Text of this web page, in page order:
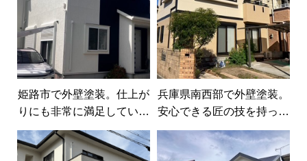
姫路市で外壁塗装。仕上が
りにも非常に満足していま
す。
兵庫県南西部で外壁塗装。
安心できる匠の技を持った
外壁塗装屋さんです。